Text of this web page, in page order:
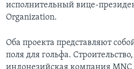
исполнительный вице-
Organization.
Оба проекта представляют
поля для гольфа.